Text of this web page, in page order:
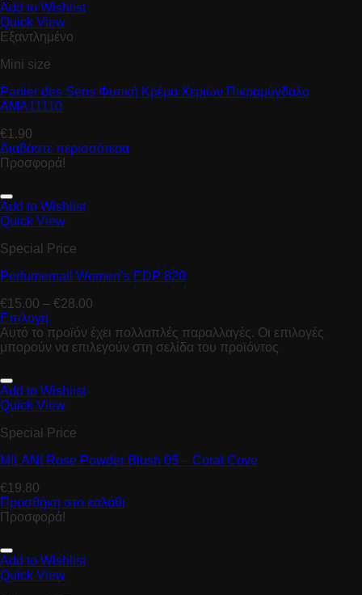
Add to Wishlist
Quick View
Εξαντλημένο
Mini size
Panier des Sens Φυτική Κρέμα Χεριών Πικραμύγδαλο
AMA11110
€1.90
Διαβάστε περισσότερα
Προσφορά!
Add to Wishlist
Quick View
Special Price
Perfumemall Women’s EDP 820
€15.00 – €28.00
Επιλογή
Αυτό το προϊόν έχει πολλαπλές παραλλαγές. Οι επιλογές
μπορούν να επιλεγούν στη σελίδα του προϊόντος
Add to Wishlist
Quick View
Special Price
MILANI Rose Powder Blush 05 – Coral Cove
€19.80
Προσθήκη στο καλάθι
Προσφορά!
Add to Wishlist
Quick View